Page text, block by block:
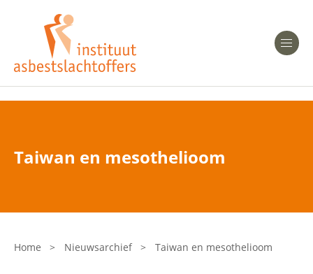
Heeft u Mesothelioom?
Heeft u Asbestose?
Bent u arts?
Asbest en Gezondheid
Laatste nieuws
Taiwan en mesothelioom
Home > Nieuwsarchief > Taiwan en mesothelioom